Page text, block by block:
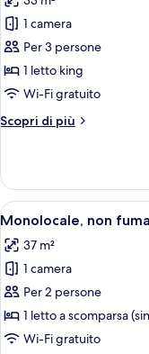
Floor)
per
Camera
Executive,
1
letto
non
città
(High
Floor)
1 camera
Per 3 persone
1 letto king
Wi-Fi gratuito
Scopri di più
Altri
Executive,
letto
non
fumatori,
vista
città
(High
Floor)
Apri
tutte
le
foto
per
Monolocale,
non
4
Monolocale, non
37 m²
1 camera
Per 2 persone
1 letto a scomparsa
Wi-Fi gratuito